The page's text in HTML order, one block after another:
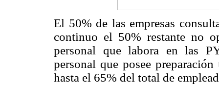
El 50% de las empresas
continuo el 50% restante no
personal que labora en las
personal que posee
hasta el 65% del total de